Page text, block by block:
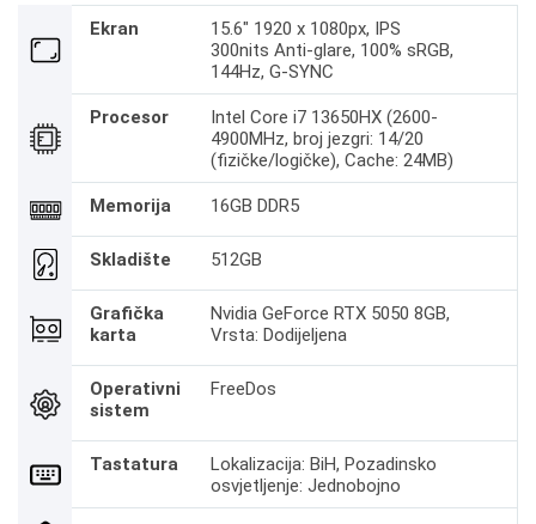
Ekran
15.6" 1920 x 1080px, IPS
300nits Anti-glare, 100% sRGB,
144Hz, G-SYNC
Procesor
Intel Core i7 13650HX (2600-
4900MHz, broj jezgri: 14/20
(fizičke/logičke), Cache: 24MB)
Memorija 16GB DDR5
Skladište 512GB
Grafička
karta
Nvidia GeForce RTX 5050 8GB,
Vrsta: Dodijeljena
Operativni
sistem
FreeDos
Tastatura
Lokalizacija: BiH, Pozadinsko
osvjetljenje: Jednobojno